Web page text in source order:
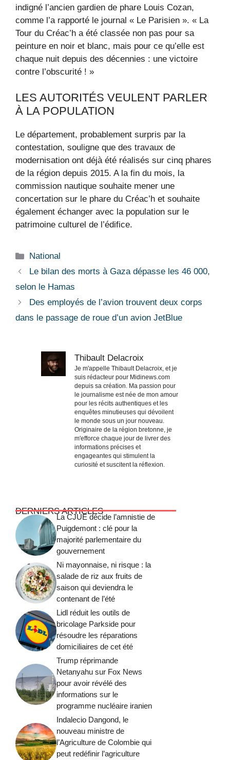
indigné l’ancien gardien de phare Louis Cozan,
comme l’a rapporté le journal « Le Parisien ». « La
Tour du Créac’h a été classée non pas pour sa
peinture en noir et blanc, mais pour ce qu’elle est
chaque nuit depuis des décennies : une victoire
contre l’obscurité ! »
LES AUTORITÉS VEULENT PARLER
À LA POPULATION
Le département, probablement surpris par la
contestation, souligne que des travaux de
modernisation ont déjà été réalisés sur cinq phares
de la région depuis 2015. A la fin du mois, la
commission nautique souhaite mener une
concertation sur le phare du Créac’h et souhaite
également échanger avec la population sur le
patrimoine culturel de l’édifice.
Catégories
National
Le bilan des morts à Gaza dépasse les 46 000,
selon le Hamas
Des employés de l’avion trouvent deux corps
dans le passage de roue d’un avion JetBlue
Thibault Delacroix
Je m'appelle Thibault Delacroix, et je
suis rédacteur pour Midinews.com
depuis sa création. Ma passion pour
le journalisme est née de mon amour
pour les récits authentiques et les
enquêtes minutieuses qui dévoilent
le monde sous un jour nouveau.
Originaire de la région bretonne, je
m'efforce chaque jour de livrer des
informations précises et
engageantes qui stimulent la
curiosité et suscitent la réflexion.
DERNIERS ARTICLES
La CJUE décide l’amnistie de
Puigdemont : clé pour la
majorité parlementaire du
gouvernement
Ni mayonnaise, ni risque : la
salade de riz aux fruits de
saison qui deviendra le
contenant de l’été
Lidl réduit les outils de
bricolage Parkside pour
résoudre les réparations
domiciliaires de cet été
Trump réprimande
Netanyahu sur Fox News
pour avoir révélé des
informations sur le
programme nucléaire iranien
Indalecio Dangond, le
nouveau ministre de
l’Agriculture de Colombie qui
peut redéfinir l’agriculture